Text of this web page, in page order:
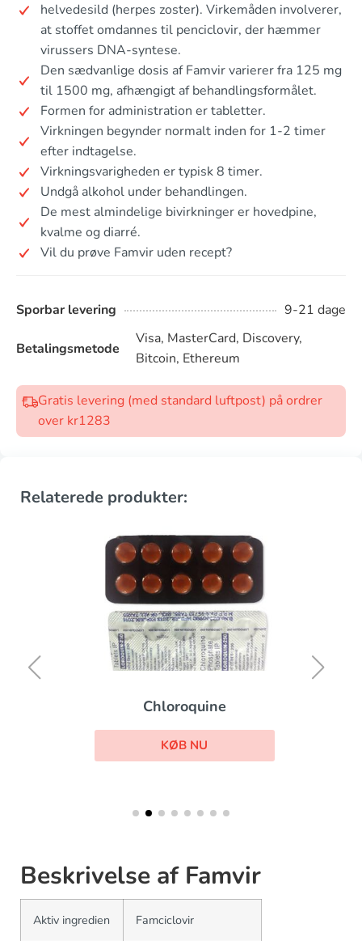
helvedesild (herpes zoster). Virkemåden involverer,
at stoffet omdannes til penciclovir, der hæmmer
virussers DNA-syntese.
Den sædvanlige dosis af Famvir varierer fra 125 mg
til 1500 mg, afhængigt af behandlingsformålet.
Formen for administration er tabletter.
Virkningen begynder normalt inden for 1-2 timer
efter indtagelse.
Virkningsvarigheden er typisk 8 timer.
Undgå alkohol under behandlingen.
De mest almindelige bivirkninger er hovedpine,
kvalme og diarré.
Vil du prøve Famvir uden recept?
Sporbar levering 9-21 dage
Betalingsmetode
Visa, MasterCard, Discovery,
Bitcoin, Ethereum
Gratis levering (med standard luftpost) på ordrer
over kr1283
Relaterede produkter:
Chloroquine
KØB NU
Beskrivelse af Famvir
Aktiv ingredien Famciclovir